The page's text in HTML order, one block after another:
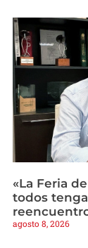
«La Feria
todos
agosto 8, 2026